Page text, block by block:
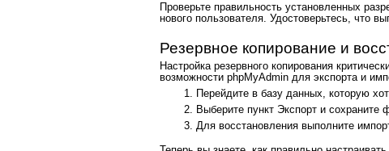
Проверьте правильность установленных
нового пользователя. Удостоверьтесь, что
Резервное копирование и
Настройка резервного копирования
возможности phpMyAdmin для экспорта и
Перейдите в базу данных, которую
Выберите пункт Экспорт и сохраните
Для восстановления выполните